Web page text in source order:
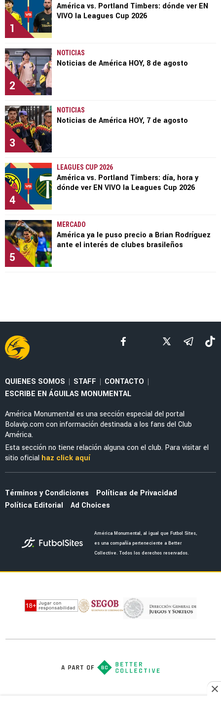
1
América vs. Portland Timbers: dónde ver EN
VIVO la Leagues Cup 2026
2
NOTICIAS
Noticias de América HOY, 8 de agosto
3
NOTICIAS
Noticias de América HOY, 7 de agosto
4
LEAGUES CUP 2026
América vs. Portland Timbers: día, hora y
dónde ver EN VIVO la Leagues Cup 2026
5
MERCADO
América ya le puso precio a Brian Rodríguez
ante el interés de clubes brasileños
QUIENES SOMOS | STAFF | CONTACTO |
ESCRIBE EN ÁGUILAS MONUMENTAL
América Monumental es una sección especial del portal
Bolavip.com con información destinada a los fans del Club
América.
Esta sección no tiene relación alguna con el club. Para visitar el
sitio oficial haz click aquí
Términos y Condiciones
Políticas de Privacidad
Política Editorial
Ad Choices
América Monumental, al igual que Futbol Sites,
es una compañía perteneciente a Better
Collective. Todos los derechos reservados.